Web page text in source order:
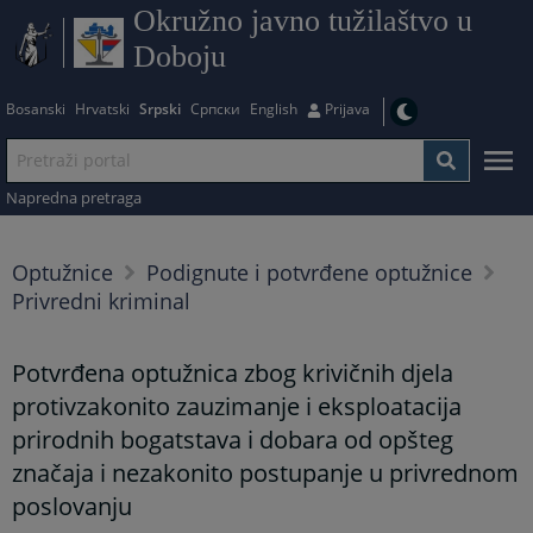
Okružno javno tužilaštvo u
Doboju
Bosanski Hrvatski Srpski Српски English Prijava
Napredna pretraga
Optužnice
Podignute i potvrđene optužnice
Privredni kriminal
Potvrđena optužnica zbog krivičnih djela
protivzakonito zauzimanje i eksploatacija
prirodnih bogatstava i dobara od opšteg
značaja i nezakonito postupanje u privrednom
poslovanju